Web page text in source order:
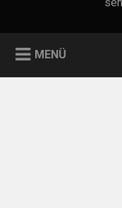
MENÜ